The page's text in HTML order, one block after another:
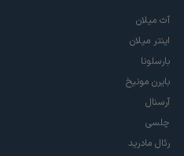
آث میلان
اینتر میلان
بارسلونا
بایرن مونیخ
آرسنال
چلسی
رئال مادرید